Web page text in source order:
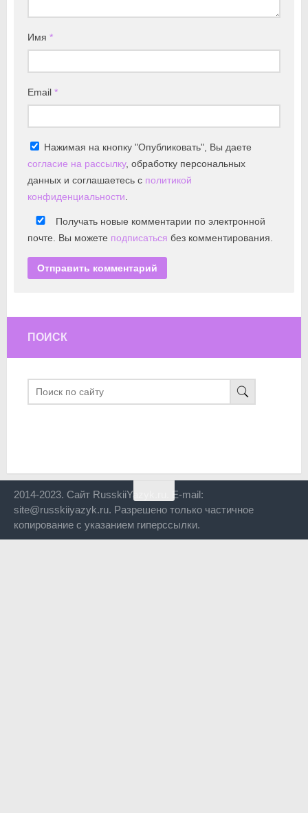
Имя *
Email *
Нажимая на кнопку "Опубликовать", Вы даете
согласие на рассылку, обработку персональных
данных и соглашаетесь с политикой
конфиденциальности
Получать новые комментарии по электронной
почте. Вы можете подписаться без комментирования.
ПОИСК
2014-2023. Сайт RusskiiYazyk.ru. E-mail:
site@russkiiyazyk.ru. Разрешено только частичное
копирование с указанием гиперссылки.